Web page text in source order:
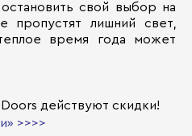
свой выбор на
пропустят лишний свет,
время года может
действуют скидки!
>>>>